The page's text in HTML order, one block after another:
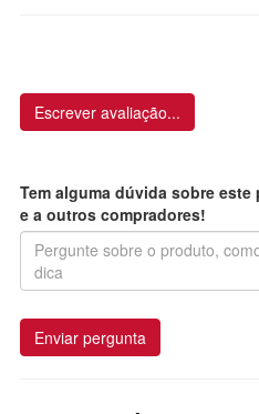
Escrever avaliação...
Tem alguma dúvida sobre
e a outros compradores!
Enviar pergunta